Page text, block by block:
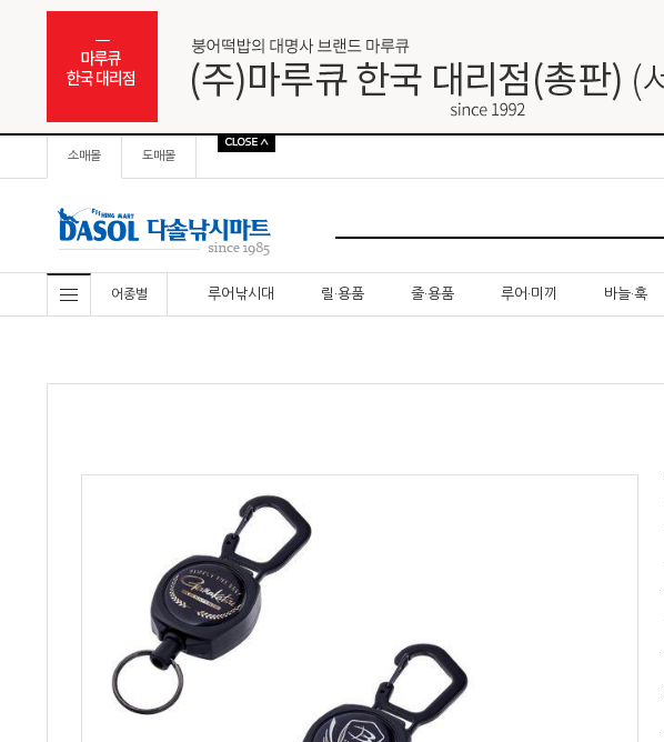
소매몰 도매몰
어종별 루어낚시대 릴·용품 줄·용품 루어·미끼 바늘·훅